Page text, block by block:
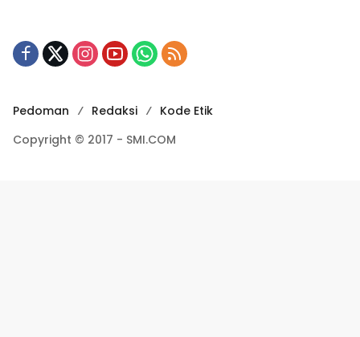
Pedoman Redaksi
Kode Etik
Copyright © 2017 - SMI.COM